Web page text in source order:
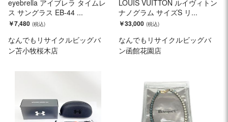
eyebrella アイブレラ タイムレ
ス サングラス EB-44 ...
￥7,480
なんでもリサイクルビッグバ
ン苫小牧桜木店
LOUIS VUITTON ルイヴィトン
ナノグラム サイズS リ...
￥33,000
なんでもリサイクルビッグバ
ン函館花園店